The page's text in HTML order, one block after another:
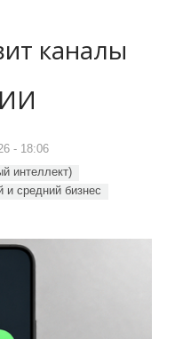
каналы
- 18:06
интеллект)
и средний бизнес